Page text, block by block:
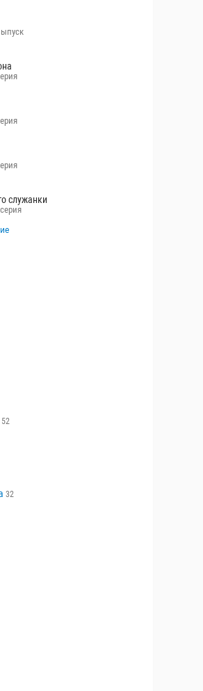
служанки
52
32